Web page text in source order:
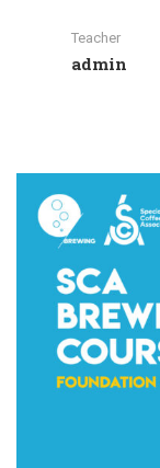
Teacher
admin